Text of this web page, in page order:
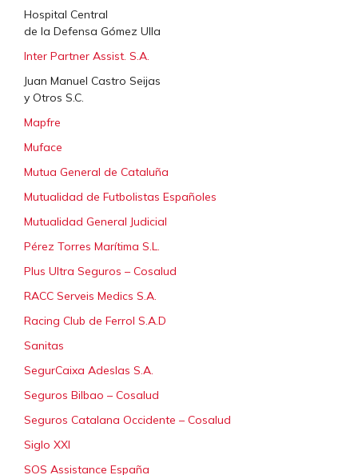
Hospital Central
de la Defensa Gómez Ulla
Inter Partner Assist. S.A.
Juan Manuel Castro Seijas
y Otros S.C.
Mapfre
Muface
Mutua General de Cataluña
Mutualidad de Futbolistas Españoles
Mutualidad General Judicial
Pérez Torres Marítima S.L.
Plus Ultra Seguros – Cosalud
RACC Serveis Medics S.A.
Racing Club de Ferrol S.A.D
Sanitas
SegurCaixa Adeslas S.A.
Seguros Bilbao – Cosalud
Seguros Catalana Occidente – Cosalud
Siglo XXI
SOS Assistance España